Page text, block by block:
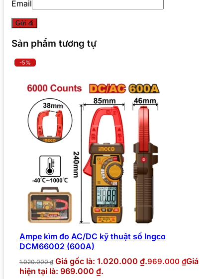
Email
Sản phẩm tương tự
-5%
Ampe kìm đo AC/DC kỹ thuật số Ingco
DCM66002 (600A)
1.020.000₫ Giá gốc là: 1.020.000 ₫.969.000 ₫Giá
hiện tại là: 969.000 ₫.